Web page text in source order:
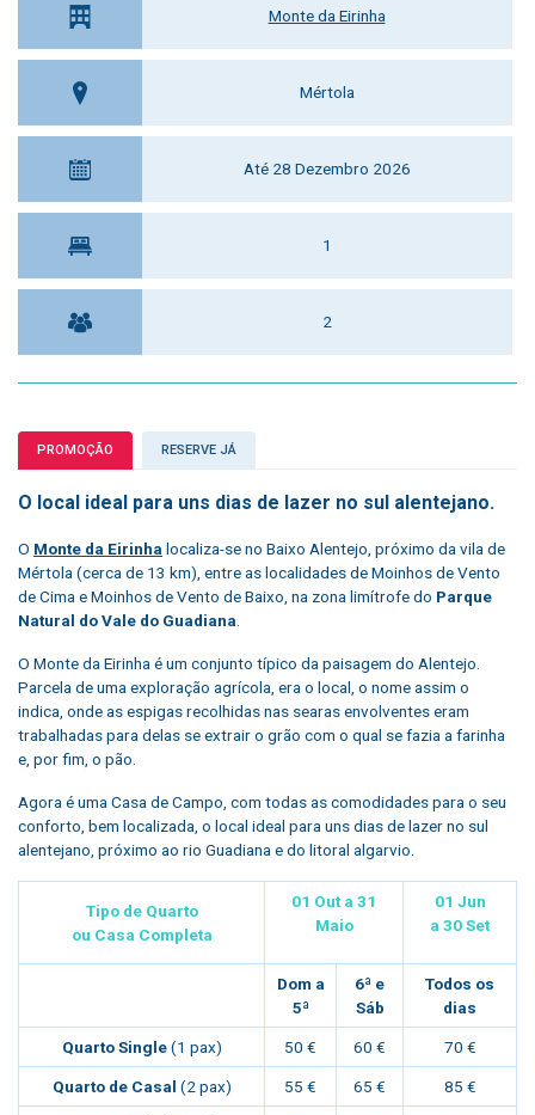
Monte da Eirinha
Mértola
Até 28 Dezembro 2026
1
2
PROMOÇÃO RESERVE JÁ
O local ideal para uns dias de lazer no sul alentejano.
O Monte da Eirinha localiza-se no Baixo Alentejo, próximo da vila de
Mértola (cerca de 13 km), entre as localidades de Moinhos de Vento
de Cima e Moinhos de Vento de Baixo, na zona limítrofe do Parque
Natural do Vale do Guadiana.
O Monte da Eirinha é um conjunto típico da paisagem do Alentejo.
Parcela de uma exploração agrícola, era o local, o nome assim o
indica, onde as espigas recolhidas nas searas envolventes eram
trabalhadas para delas se extrair o grão com o qual se fazia a farinha
e, por fim, o pão.
Agora é uma Casa de Campo, com todas as comodidades para o seu
conforto, bem localizada, o local ideal para uns dias de lazer no sul
alentejano, próximo ao rio Guadiana e do litoral algarvio.
Tipo de Quarto
ou Casa Completa
01 Out a 31
Maio
01 Jun
a 30Set
Dom a
5ª
6ª e
Sáb
Todos os
dias
Quarto Single(1 pax) 50 € 60 € 70 €
Quarto de Casal (2 pax) 55 € 65 € 85 €